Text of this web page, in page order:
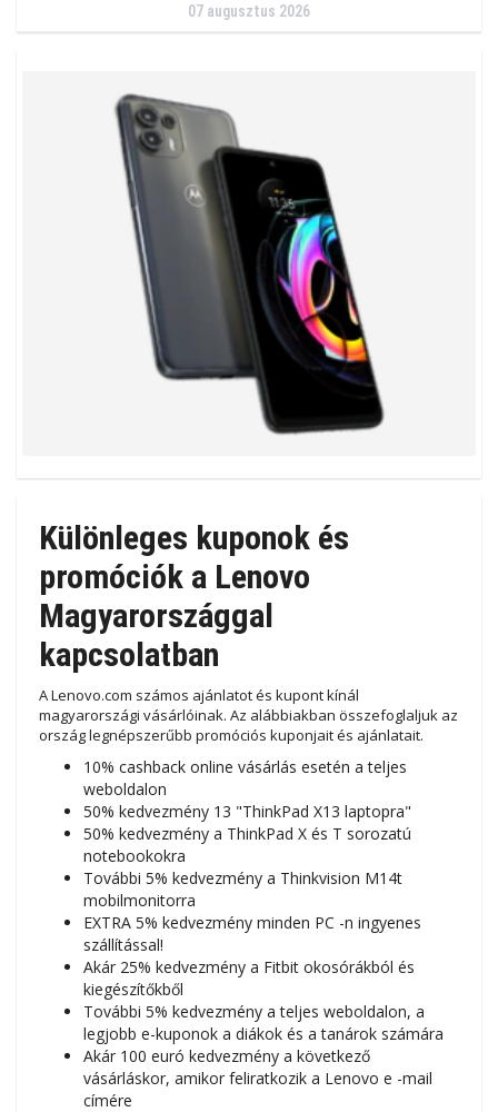
07 augusztus 2026
Különleges kuponok és
promóciók a Lenovo
Magyarországgal
kapcsolatban
A Lenovo.com számos ajánlatot és kupont kínál
magyarországi vásárlóinak. Az alábbiakban összefoglaljuk az
ország legnépszerűbb promóciós kuponjait és ajánlatait.
10% cashback online vásárlás esetén a teljes
weboldalon
50% kedvezmény 13 "ThinkPad X13 laptopra"
50% kedvezmény a ThinkPad X és T sorozatú
notebookokra
További 5% kedvezmény a Thinkvision M14t
mobilmonitorra
EXTRA 5% kedvezmény minden PC -n ingyenes
szállítással!
Akár 25% kedvezmény a Fitbit okosórákból és
kiegészítőkből
További 5% kedvezmény a teljes weboldalon, a
legjobb e-kuponok a diákok és a tanárok számára
Akár 100 euró kedvezmény a következő
vásárláskor, amikor feliratkozik a Lenovo e -mail
címére